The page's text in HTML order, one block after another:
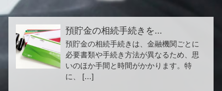
預貯金の相続手続きを...
預貯金の相続手続きは、金融機関ごとに
必要書類や手続き方法が異なるため、思
いのほか手間と時間がかかります。特
に、 […]